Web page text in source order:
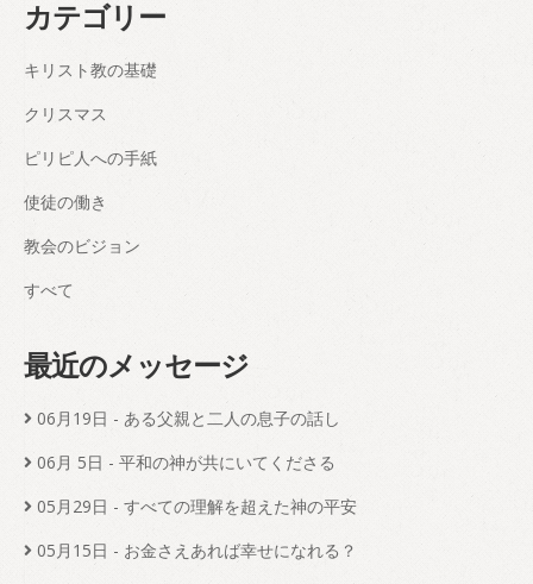
カテゴリー
キリスト教の基礎
クリスマス
ピリピ人への手紙
使徒の働き
教会のビジョン
すべて
最近のメッセージ
06月19日 - ある父親と二人の息子の話し
06月 5日 - 平和の神が共にいてくださる
05月29日 - すべての理解を超えた神の平安
05月15日 - お金さえあれば幸せになれる？